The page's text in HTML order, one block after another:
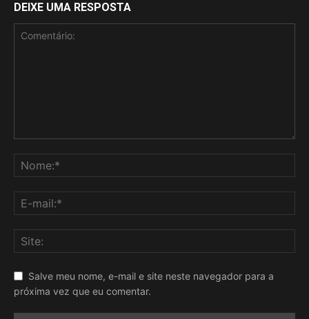
DEIXE UMA RESPOSTA
Salve meu nome, e-mail e site neste navegador para a
próxima vez que eu comentar.